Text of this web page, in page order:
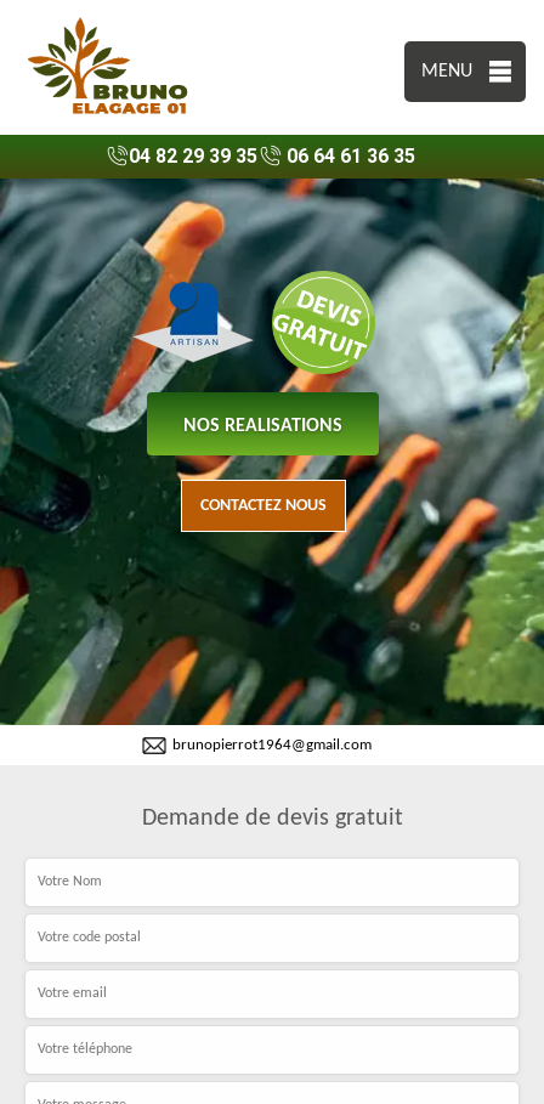
MENU
04 82 29 39 35 06 64 61 36 35
NOS REALISATIONS
CONTACTEZ NOUS
brunopierrot1964@gmail.com
Demande de devis gratuit